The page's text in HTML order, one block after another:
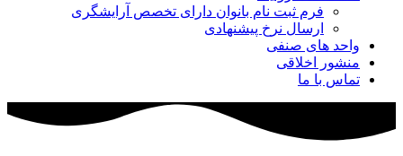
فرم ثبت نام بانوان دارای تخصص آرایشگری
ارسال نرخ پیشنهادی
واحد های صنفی
منشور اخلاقی
تماس با ما